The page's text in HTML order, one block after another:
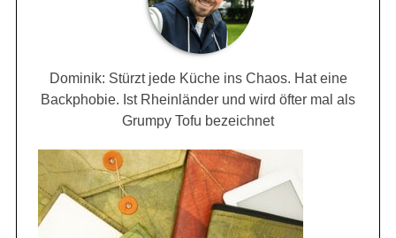
Dominik: Stürzt jede Küche ins Chaos. Hat eine
Backphobie. Ist Rheinländer und wird öfter mal als
Grumpy Tofu bezeichnet